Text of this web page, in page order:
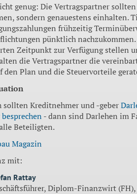
genug: Die Vertrags­partner
sondern genauestens einhalten.
frühzeitig
pünktlich
Zeitpunkt zur Verfügung stellen
die Vertragspartner die
den Plan und die Steuervorteile
sollten Kreditnehmer und -geber
- dann sind Dar­lehen im
Beteiligten.
Magazin
mit:
Rattay
Diplom-Finanzwirt